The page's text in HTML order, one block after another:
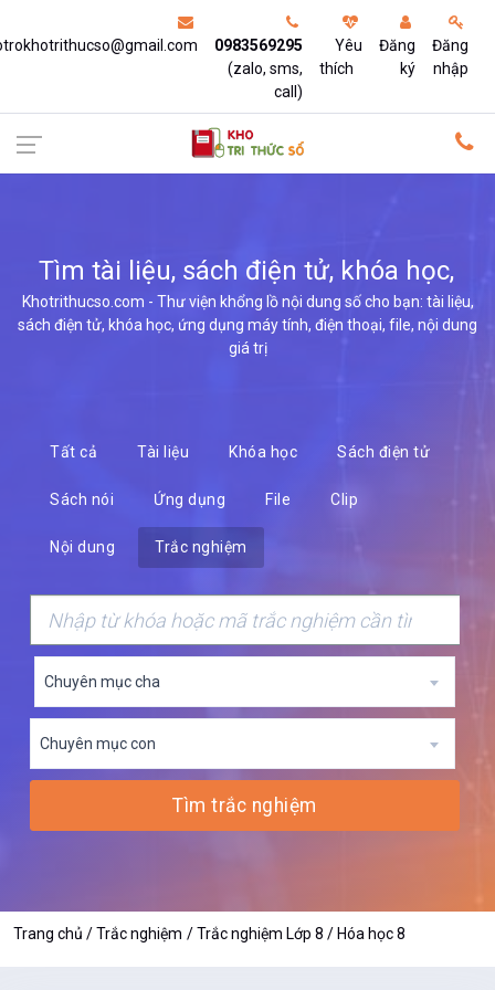
0983569295
(zalo, sms,
call)
Yêu
thích
Đăng
ký
Đăng
nhập
Tìm tài liệu, sách điện tử, khóa học,
ứng
Khotrithucso.com - Thư viện khổng lồ nội dung số cho bạn: tài liệu,
Tất cả Tài liệu Khóa học Sách điện tử
Sách nói Ứng dụng File Clip
Nội dung Trắc nghiệm
Chuyên mục cha
Chuyên mục con
Tìm trắc nghiệm
Trang chủ Trắc nghiệm Trắc nghiệm Lớp 8 Hóa học 8